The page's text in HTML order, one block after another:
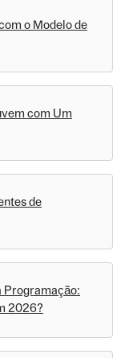
o Modelo de
com Um
de
Programação:
2026?